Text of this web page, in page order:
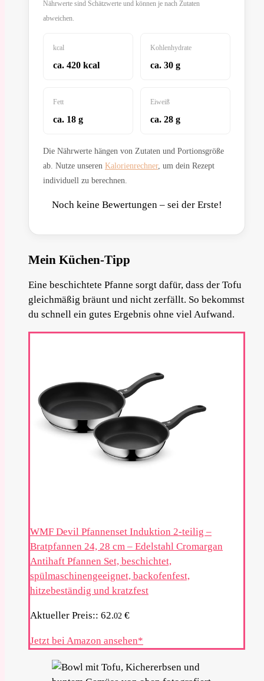
Nährwerte sind Schätzwerte und können je nach Zutaten
abweichen.
kcal
ca. 420 kcal
Kohlenhydrate
ca. 30 g
Fett
ca. 18 g
Eiweiß
ca. 28 g
Die Nährwerte hängen von Zutaten und Portionsgröße
ab. Nutze unseren Kalorienrechner, um dein Rezept
individuell zu berechnen.
Noch keine Bewertungen – sei der Erste!
Mein Küchen-Tipp
Eine beschichtete Pfanne sorgt dafür, dass der Tofu
gleichmäßig bräunt und nicht zerfällt. So bekommst
du schnell ein gutes Ergebnis ohne viel Aufwand.
WMF Devil Pfannenset Induktion 2-teilig –
Bratpfannen 24, 28 cm – Edelstahl Cromargan
Antihaft Pfannen Set, beschichtet,
spülmaschinengeeignet, backofenfest,
hitzebeständig und kratzfest
Aktueller Preis:: 62.02 €
Jetzt bei Amazon ansehen*